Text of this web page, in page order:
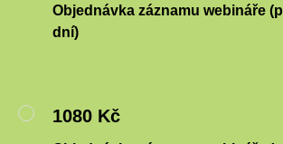
Objednávka záznamu webináře
dní)
1080 Kč